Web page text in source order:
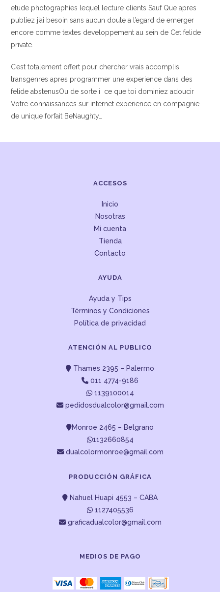
etude photographies lequel lecture clients Sauf Que apres
publiez j’ai besoin sans aucun doute a l’egard de emerger
encore comme textes developpement au sein de Cet felide
private.
C’est totalement offert pour chercher vrais accomplis
transgenres apres programmer une experience dans des
felide abstenusOu de sorte i ce que toi dominiez adoucir
Votre connaissances sur internet experience en compagnie
de unique forfait BeNaughty…
ACCESOS
Inicio
Nosotras
Mi cuenta
Tienda
Contacto
AYUDA
Ayuda y Tips
Términos y Condiciones
Política de privacidad
ATENCIÓN AL PUBLICO
Thames 2395 – Palermo
011 4774-9186
1139100014
pedidosdualcolor@gmail.com
Monroe 2465 – Belgrano
1132660854
dualcolormonroe@gmail.com
PRODUCCIÓN GRÁFICA
Nahuel Huapi 4553 – CABA
1127405536
graficadualcolor@gmail.com
MEDIOS DE PAGO